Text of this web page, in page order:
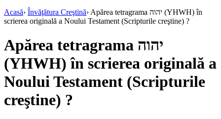
Acasă› Învăţătura Creştină› Apărea tetragrama יהוה (YHWH) în
scrierea originală a Noului Testament (Scripturile creştine) ?
Apărea tetragrama יהוה
(YHWH) în scrierea originală a
Noului Testament (Scripturile
creştine) ?